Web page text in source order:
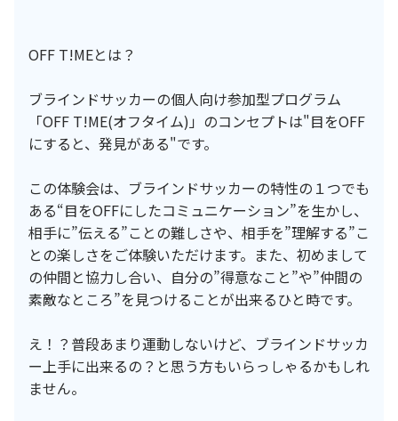
OFF T!MEとは？
ブラインドサッカーの個人向け参加型プログラム
「OFF T!ME(オフタイム)」のコンセプトは"目をOFF
にすると、発見がある"です。
この体験会は、ブラインドサッカーの特性の１つでも
ある“目をOFFにしたコミュニケーション”を生かし、
相手に”伝える”ことの難しさや、相手を”理解する”こ
との楽しさをご体験いただけます。また、初めまして
の仲間と協力し合い、自分の”得意なこと”や”仲間の
素敵なところ”を見つけることが出来るひと時です。
え！？普段あまり運動しないけど、ブラインドサッカ
ー上手に出来るの？と思う方もいらっしゃるかもしれ
ません。